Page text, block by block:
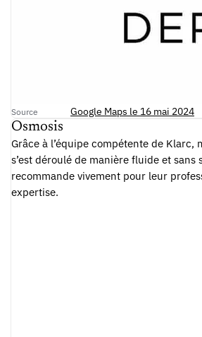
Source Google Maps le 16 mai 2024
Osmosis
Grâce à l’équipe compétente de Klarc,
s’est déroulé de manière fluide et sans
recommande vivement pour leur
expertise.